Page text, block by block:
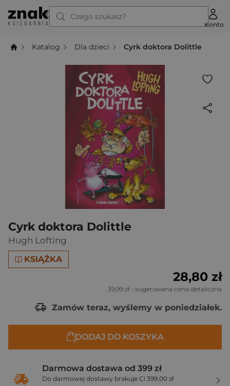
Czego szukasz?
Konto
Katalog Dla dzieci Cyrk doktora Dolittle
Cyrk doktora Dolittle
Hugh Lofting
KSIĄŻKA
28,80 zł
39,99 zł - sugerowana cena detaliczna
Zamów teraz, wyślemy w poniedziałek.
DODAJ DO KOSZYKA
Darmowa dostawa od 399 zł
Do darmowej dostawy brakuje Ci 399,00 zł